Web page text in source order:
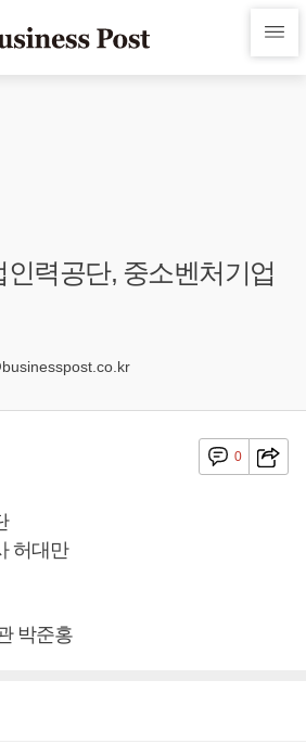
인력공단, 중소벤처기업
0
허대만
박준홍